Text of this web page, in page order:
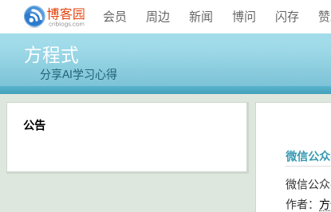
会员 周边 新闻 博问 闪存
方程式
分享AI学习心得
微信公
微信公
作者：
公告